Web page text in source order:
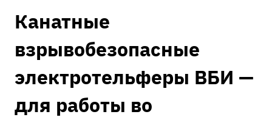
Канатные
взрывобезопасные
электротельферы ВБИ —
для работы во